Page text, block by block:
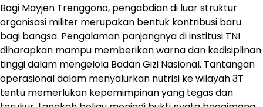
Bagi Mayjen Trenggono, pengabdian di luar struktur
organisasi militer merupakan bentuk kontribusi baru
bagi bangsa. Pengalaman panjangnya di institusi TNI
diharapkan mampu memberikan warna dan kedisiplinan
tinggi dalam mengelola Badan Gizi Nasional. Tantangan
operasional dalam menyalurkan nutrisi ke wilayah 3T
tentu memerlukan kepemimpinan yang tegas dan